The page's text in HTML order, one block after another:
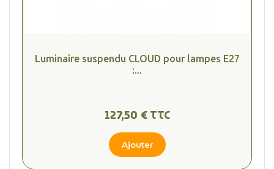
Luminaire suspendu CLOUD pour lampes E27
:...
127,50 € TTC
Ajouter